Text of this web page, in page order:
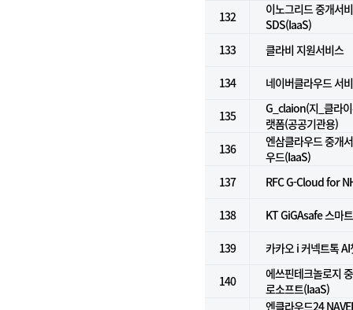
132
이노그리드 중개서
SDS(IaaS)
133
클라비 지원서비스
134 네이버클라우드 서
135
G_claion(지_클라
랫폼(공공기관용)
136
엔삼클라우드 중개
우드(IaaS)
137
RFC G-Cloud for
138 KT GiGAsafe 스마
139 카카오 i 커넥트톡 AI
140
에쓰핀테크놀로지
로소프트(IaaS)
엔클라우드24